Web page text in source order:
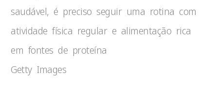
saudável, é preciso seguir uma rotina com
atividade física regular e alimentação rica
em fontes de proteína
Getty Images